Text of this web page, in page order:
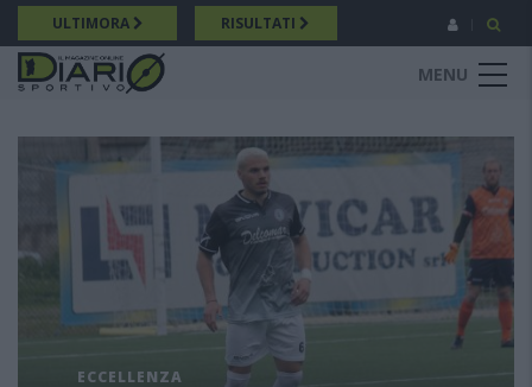
Salta
al
contenuto
principale
ULTIMORA RISULTATI
MENU
ECCELLENZA